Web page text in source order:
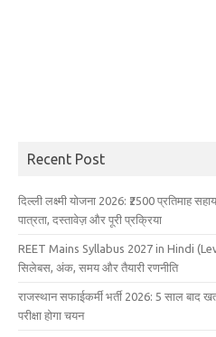
Recent Post
दिल्ली लक्ष्मी योजना 2026: ₹2500
पात्रता, दस्तावेज़ और पूरी प्रक्रिया
REET Mains Syllabus 2027 in Hindi
सिलेबस, अंक, समय और तैयारी रणनीति
राजस्थान सफाईकर्मी भर्ती 2026: 5 साल बाद
परीक्षा होगा चयन